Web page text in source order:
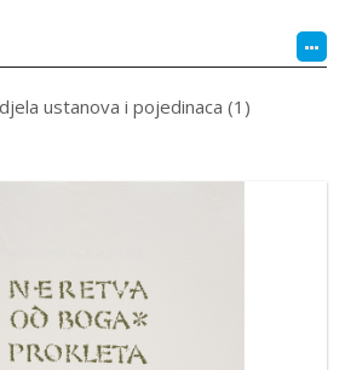
ustanova i pojedinaca (1)